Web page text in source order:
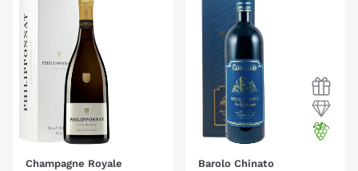
Champagne Royale
Barolo Chinato